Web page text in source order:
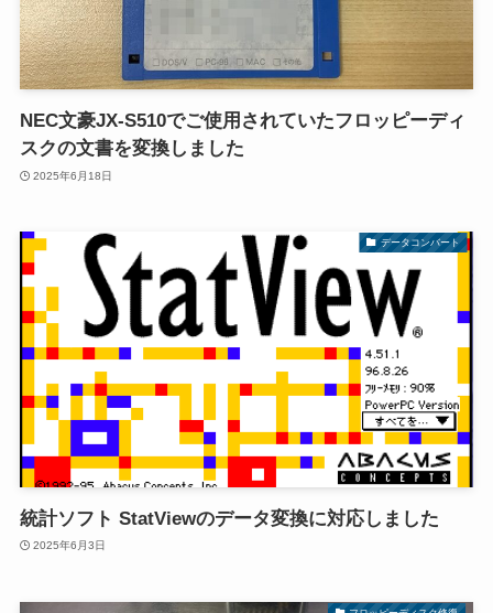
NEC文豪JX-S510でご使用されていたフロッピーディ
スクの文書を変換しました
2025年6月18日
データコンバート
統計ソフト StatViewのデータ変換に対応しました
2025年6月3日